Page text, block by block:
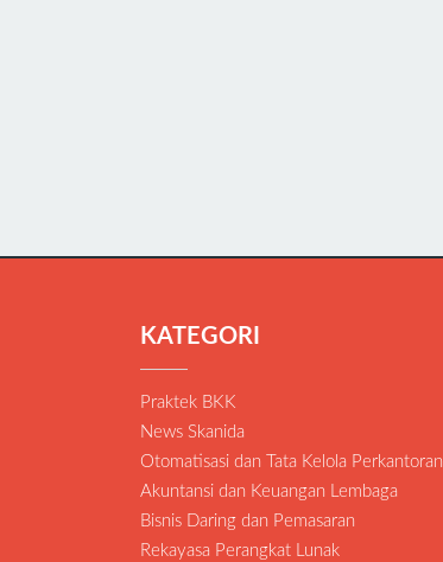
KATEGORI
Praktek BKK
News Skanida
Otomatisasi dan Tata Kelola Perkantoran
Akuntansi dan Keuangan Lembaga
Bisnis Daring dan Pemasaran
Rekayasa Perangkat Lunak